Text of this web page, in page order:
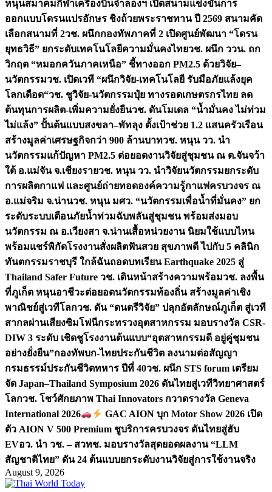
หนุนสมาคมกีฬาเครื่องบินจำลองฯ เปิดสนามแข่งขันการ
ออกแบบโดรนแปรอักษร ชิงถ้วยพระราชทาน ปี 2569 สนามคัด
เลือกสนามที่ 2วช. ผนึกกองทัพภาคที่ 2 เปิดศูนย์พัฒนา “โดรน
ยุทธวิธี” ยกระดับเทคโนโลยีความมั่นคงไทยวช. ผนึก ววน. ถก
วิกฤต “หมอกควันภาคเหนือ” ชี้ทางออก PM2.5 ด้วยวิจัย–
นวัตกรรมวช. เปิดเวที “ผนึกวิจัย-เทคโนโลยี รับมือภัยแล้งยุค
โลกเดือด“วช. ชูวิจัย-นวัตกรรมปุ๋ย ทางรอดเกษตรกรไทย ลด
ต้นทุนการผลิต-เพิ่มความยั่งยืนวช. ดันโมเดล “น้ำมั่นคง ไม่ท่วม
ไม่แล้ง” ปั้นต้นแบบสงขลา–พัทลุง ตั้งเป้าช่วย 1.2 แสนครัวเรือน
สร้างมูลค่าเศรษฐกิจกว่า 900 ล้านบาทวช. หนุน วว. นำ
นวัตกรรมแก้ปัญหา PM2.5 ต่อยอดงานวิจัยสู่ชุมชน ณ ต.จันจว้า
ใต้ อ.แม่จัน จ.เชียงรายวช. หนุน วว. นำวิจัยนวัตกรรมยกระดับ
การผลิตกาแฟ และศูนย์ถ่ายทอดองค์ความรู้กาแฟครบวงจร ณ
อ.แม่จริม จ.น่านวช. หนุน มศว. “นวัตกรรมเพื่อน้ำที่มั่นคง” ยก
ระดับระบบเตือนภัยน้ำท่วมฉับพลันสู่ชุมชน พร้อมส่งมอบ
นวัตกรรม ณ อ.เวียงสา จ.น่านเสื้อหน่วยงาน นิยมใช้แบบไหน
พร้อมแชร์พิกัดโรงงานสั่งผลิตฟันสวย สุขภาพดี ไปกับ 5 คลินิก
ทันตกรรมราชบุรี ใกล้ฉันถอดบทเรียน Earthquake 2025 สู่
Thailand Safer Future วช. เดินหน้าสร้างความพร้อมวช. ลงพื้น
ที่ภูเก็ต หนุนอาชีวะต่อยอดนวัตกรรมท้องถิ่น สร้างมูลค่าเชิง
พาณิชย์สู่เวทีโลกวช. ดัน “ดนตรีวิจัย” ปลุกอัตลักษณ์ภูเก็ต สู่เวที
สากลผ่านเสียงซิมโฟนีกระทรวงอุตสาหกรรม มอบรางวัล CSR-
DIW 3 ระดับ เชิดชูโรงงานต้นแบบ“อุตสาหกรรมดี อยู่คู่ชุมชน
อย่างยั่งยืน”กองทัพบก-ไทยประกันชีวิต ลงนามต่อสัญญา
กรมธรรม์ประกันชีวิตทหาร ปีที่ 40วช. ผนึก STS forum เตรียม
จัด Japan–Thailand Symposium 2026 ดันไทยสู่เวทีวิทยาศาสตร์
โลกวช. โชว์ศักยภาพ Thai Innovators กวาดรางวัล Geneva
International 2026
GAC AION บุก Motor Show 2026 เปิด
ตัว AION V 500 Premium ชูบริการครบวงจร ดันไทยสู่ฮับ
EVอว. นำ วช. – สวทช. มอบรางวัลสุดยอดผลงาน “LLM
สัญชาติไทย” ดัน 24 ต้นแบบยกระดับงานวิจัยสู่การใช้งานจริง
August 9, 2026